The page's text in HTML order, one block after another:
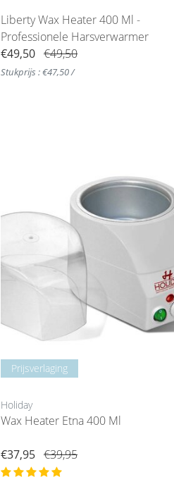
Liberty Wax Heater 400 Ml -
Professionele Harsverwarmer
€49,50 €49,50
Stukprijs : €47,50 /
Prijsverlaging
Holiday
Wax Heater Etna 400 Ml
€37,95 €39,95